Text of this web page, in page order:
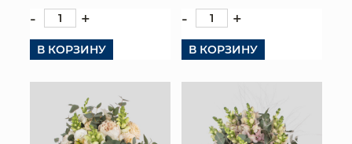
- +
В КОРЗИНУ
- +
В КОРЗИНУ